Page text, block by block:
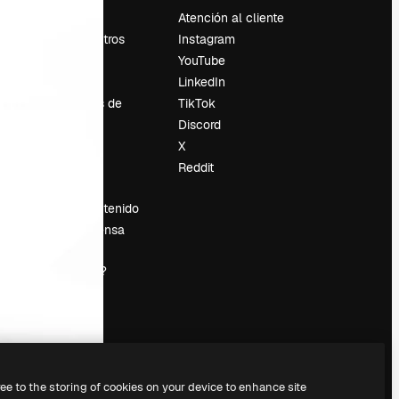
Sobre nosotros
Tendencias de
Vender contenido
Sala de prensa
magnific.ai?
Atención al cliente
Instagram
YouTube
LinkedIn
TikTok
Discord
X
Reddit
to the storing of cookies on your device to enhance site